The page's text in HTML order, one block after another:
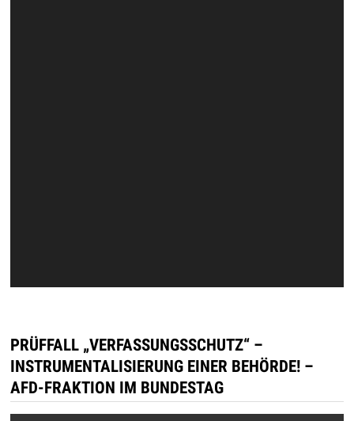
PRÜFFALL „VERFASSUNGSSCHUTZ“ –
INSTRUMENTALISIERUNG EINER BEHÖRDE! –
AFD-FRAKTION IM BUNDESTAG